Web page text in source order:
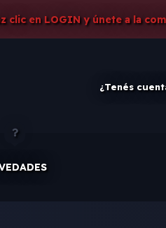
en LOGIN y únete a la
¿Tenés